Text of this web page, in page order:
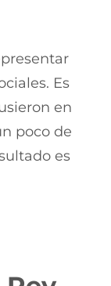
Es
en
poco de
es